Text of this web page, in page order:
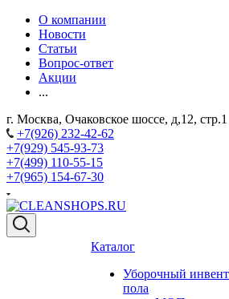
О компании
Новости
Статьи
Вопрос-ответ
Акции
...
г. Москва, Очаковское шоссе, д,12, стр.1
+7(926) 232-42-62
+7(929) 545-93-73
+7(499) 110-55-15
+7(965) 154-67-30
Каталог
Уборочный
пола